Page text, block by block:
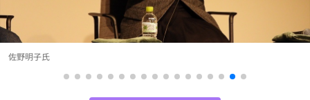
佐野明子氏